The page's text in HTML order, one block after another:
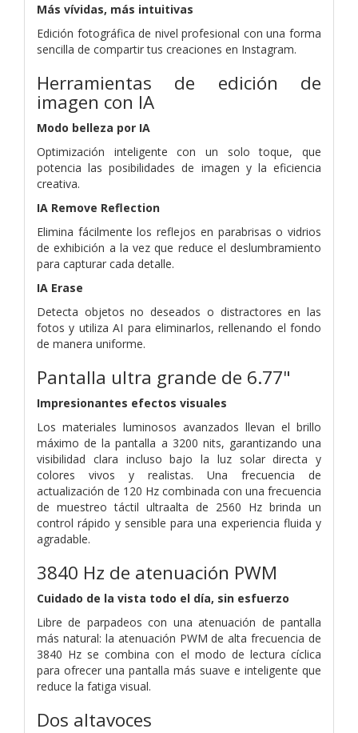
Más vívidas, más intuitivas
Edición fotográfica de nivel profesional con una forma
sencilla de compartir tus creaciones en Instagram.
Herramientas de edición de
imagen con IA
Modo belleza por IA
Optimización inteligente con un solo toque, que
potencia las posibilidades de imagen y la eficiencia
creativa.
IA Remove Reflection
Elimina fácilmente los reflejos en parabrisas o vidrios
de exhibición a la vez que reduce el deslumbramiento
para capturar cada detalle.
IA Erase
Detecta objetos no deseados o distractores en las
fotos y utiliza AI para eliminarlos, rellenando el fondo
de manera uniforme.
Pantalla ultra grande de 6.77"
Impresionantes efectos visuales
Los materiales luminosos avanzados llevan el brillo
máximo de la pantalla a 3200 nits, garantizando una
visibilidad clara incluso bajo la luz solar directa y
colores vivos y realistas. Una frecuencia de
actualización de 120 Hz combinada con una frecuencia
de muestreo táctil ultraalta de 2560 Hz brinda un
control rápido y sensible para una experiencia fluida y
agradable.
3840 Hz de atenuación PWM
Cuidado de la vista todo el día, sin esfuerzo
Libre de parpadeos con una atenuación de pantalla
más natural: la atenuación PWM de alta frecuencia de
3840 Hz se combina con el modo de lectura cíclica
para ofrecer una pantalla más suave e inteligente que
reduce la fatiga visual.
Dos altavoces